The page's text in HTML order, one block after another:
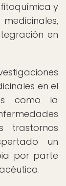
y
en
en el
como la
trastornos
un
por parte